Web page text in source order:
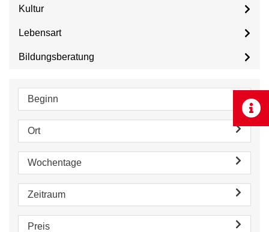
Kultur
Lebensart
Bildungsberatung
Beginn
Ort
Wochentage
Zeitraum
Preis